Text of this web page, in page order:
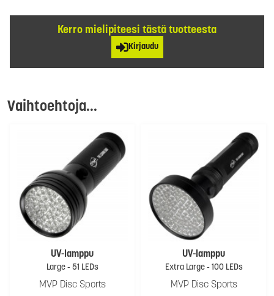
Kerro mielipiteesi tästä tuotteesta
Kirjaudu
Vaihtoehtoja...
UV-lamppu
Large - 51 LEDs
MVP Disc Sports
UV-lamppu
Extra Large - 100 LEDs
MVP Disc Sports